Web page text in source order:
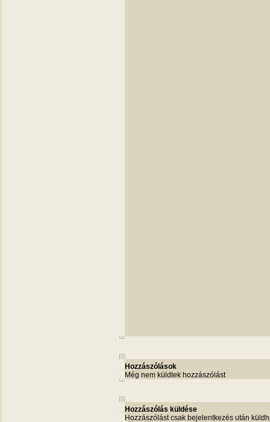
Hozzászólások
Még nem küldtek hozzászólást
Hozzászólás küldése
Hozzászólást csak bejelentkezés után